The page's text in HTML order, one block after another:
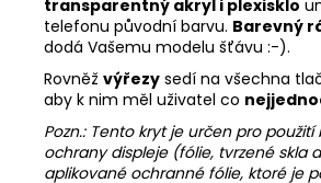
transparentný akryl i plexisklo
telefonu původní barvu. Barevný
dodá Vašemu modelu šťávu :-).
Rovněž výřezy sedí na všechna
aby k nim měl uživatel co
Pozn.: Tento kryt je určen pro
ochrany displeje (fólie, tvrzené skla
aplikované ochranné fólie, ktoré je